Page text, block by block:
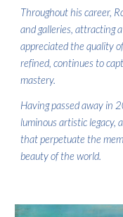
Throughout his career,
and galleries, attracting
appreciated the quality
refined, continues to
mastery.
Having passed away in
luminous artistic legacy,
that perpetuate the
beauty of the world.